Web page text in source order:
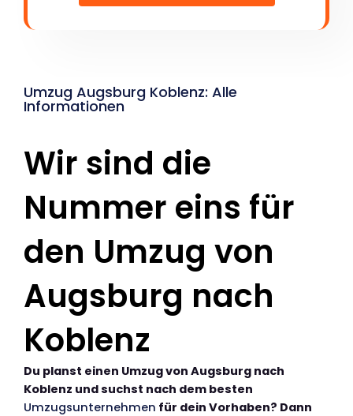
Umzug Augsburg Koblenz: Alle
Informationen
Wir sind die
Nummer eins für
den Umzug von
Augsburg nach
Koblenz
Du planst einen Umzug von Augsburg nach
Koblenz und suchst nach dem besten
Umzugsunternehmen für dein Vorhaben? Dann